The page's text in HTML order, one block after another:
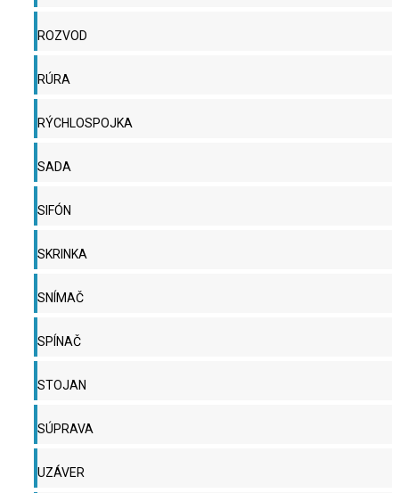
ROZVOD
RÚRA
RÝCHLOSPOJKA
SADA
SIFÓN
SKRINKA
SNÍMAČ
SPÍNAČ
STOJAN
SÚPRAVA
UZÁVER